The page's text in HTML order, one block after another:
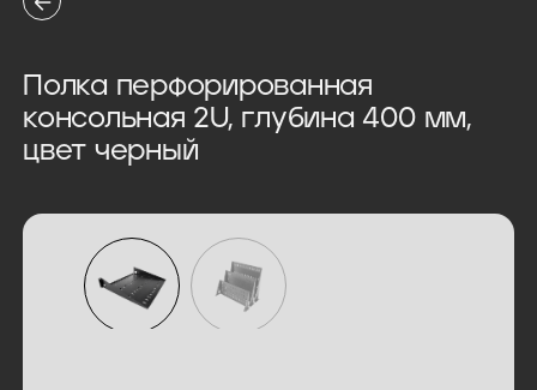
Полка перфорированная
консольная 2U, глубина 400 мм,
цвет черный